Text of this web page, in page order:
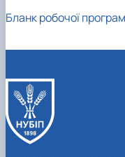
Бланк робочої